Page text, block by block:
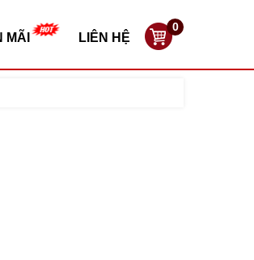
MÃI LIÊN HỆ
0